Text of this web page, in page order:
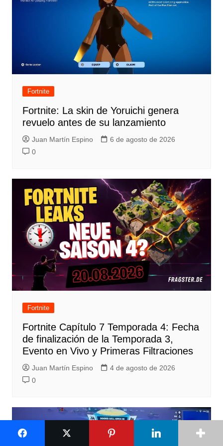
Fortnite
Fortnite: La skin de Yoruichi genera
revuelo antes de su lanzamiento
Juan Martín Espino
6 de agosto de 2026
0
Fortnite
Fortnite Capítulo 7 Temporada 4: Fecha
de finalización de la Temporada 3,
Evento en Vivo y Primeras Filtraciones
Juan Martín Espino
4 de agosto de 2026
0